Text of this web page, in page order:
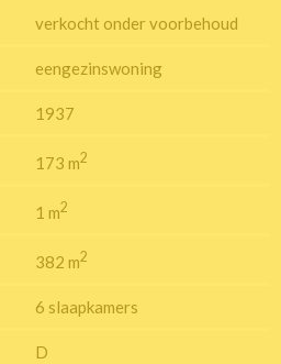
verkocht onder voorbehoud
eengezinswoning
1937
173 m2
1 m2
382 m2
6 slaapkamers
D